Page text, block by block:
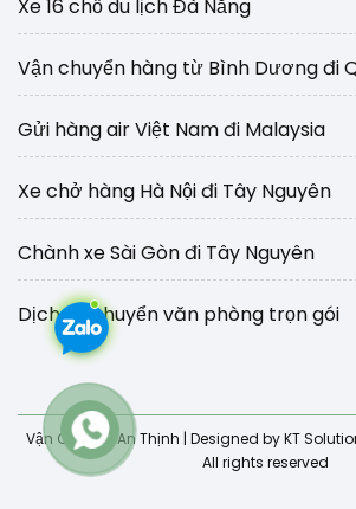
Xe 16 chỗ du lịch Đà Nẵng
Vận chuyển hàng từ Bình Dương đi
Gửi hàng air Việt Nam đi Malaysia
Xe chở hàng Hà Nội đi Tây Nguyên
Chành xe Sài Gòn đi Tây Nguyên
Dịch vụ chuyển văn phòng trọn gói
Vận Chuyển An Thịnh | Designed by KT
All rights reserved